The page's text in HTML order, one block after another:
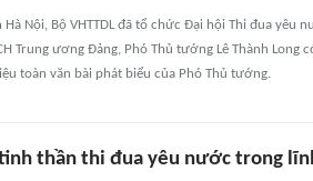
Nội, Bộ VHTTDL đã tổ chức Đại hội Thi đua yêu
Trung ương Đảng, Phó Thủ tướng Lê Thành Long
toàn văn bài phát biểu của Phó Thủ tướng.
thần thi đua yêu nước trong